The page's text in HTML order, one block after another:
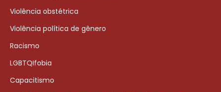
Violência obstétrica
Violência política de gênero
Racismo
LGBTQIfobia
Capacitismo